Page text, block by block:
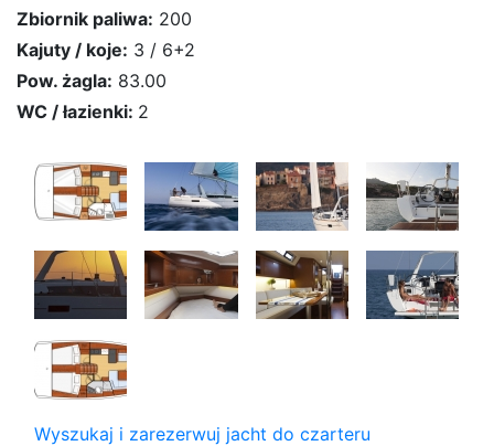
Zbiornik paliwa: 200
Kajuty / koje: 3 / 6+2
Pow. żagla: 83.00
WC / łazienki: 2
Wyszukaj i zarezerwuj jacht do czarteru